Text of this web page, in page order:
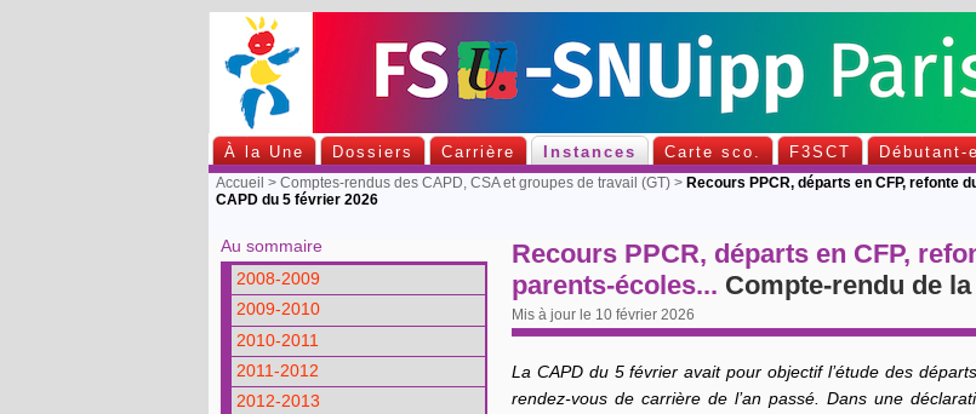
À la Une Dossiers Carrière Instances Carte sco. F3SCT Débutant-
Accueil >Comptes-rendus des CAPD, CSA et groupes de travail (GT) > Recours PPCR, départs en CFP, refonte
CAPD du 5 février 2026
Au sommaire
2008-2009
2009-2010
2010-2011
2011-2012
2012-2013
Recours PPCR, départs en CFP,
parents-écoles... Compte-rendu de
Mis à jour le 10 février 2026
La CAPD du 5 février avait pour objectif l’étude des
rendez-vous de carrière de l’an passé. Dans une